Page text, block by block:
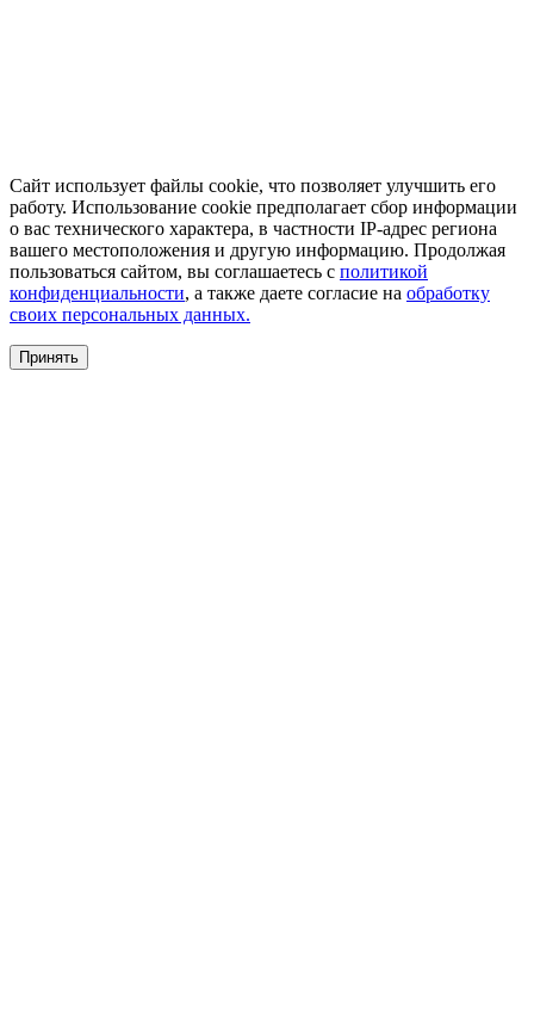
Сайт использует файлы cookie, что позволяет улучшить его
работу. Использование cookie предполагает сбор информации
о вас технического характера, в частности IP-адрес региона
вашего местоположения и другую информацию. Продолжая
пользоваться сайтом, вы соглашаетесь с политикой
конфиденциальности, а также даете согласие на обработку
своих персональных данных.
Принять